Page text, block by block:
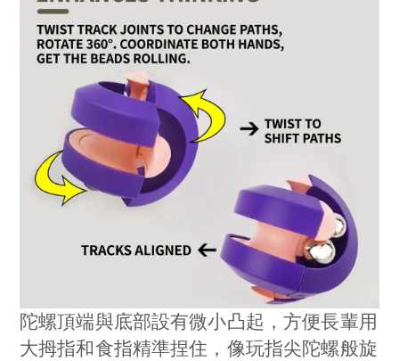
陀螺頂端與底部設有微小凸起，方便長輩用
大拇指和食指精準捏住，像玩指尖陀螺般旋